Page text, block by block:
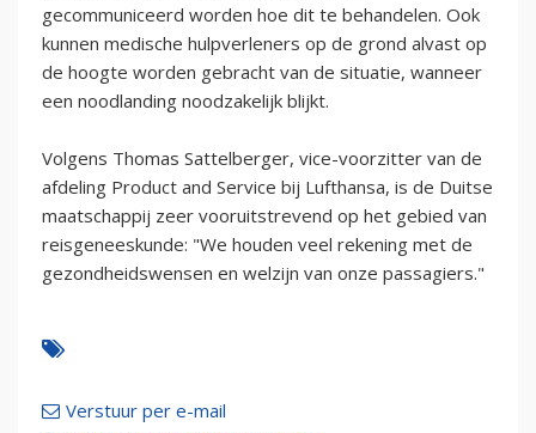
gecommuniceerd worden hoe dit te behandelen. Ook
kunnen medische hulpverleners op de grond alvast op
de hoogte worden gebracht van de situatie, wanneer
een noodlanding noodzakelijk blijkt.
Volgens Thomas Sattelberger, vice-voorzitter van de
afdeling Product and Service bij Lufthansa, is de Duitse
maatschappij zeer vooruitstrevend op het gebied van
reisgeneeskunde: "We houden veel rekening met de
gezondheidswensen en welzijn van onze passagiers."
Verstuur per e-mail